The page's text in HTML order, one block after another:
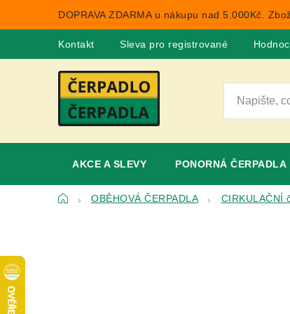
DOPRAVA ZDARMA u nákupu nad 5.000Kč.
Kontakt Sleva pro registrované
AKCE A SLEVY PONORNÁ ČERPADLA
DomůOBĚHOVÁ ČERPADLA CIRKULAČNÍ